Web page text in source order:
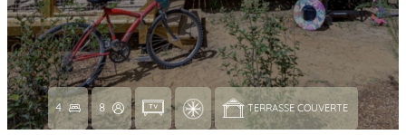
4 8 TERRASSE COUVERTE